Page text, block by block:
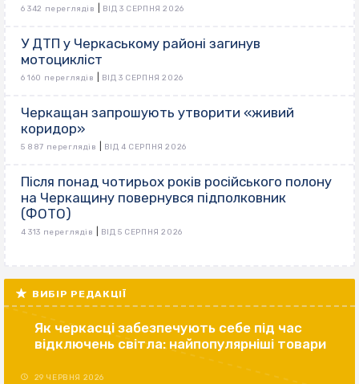
6 342 переглядів ВІД 3 СЕРПНЯ 2026
У ДТП у Черкаському районі загинув
мотоцикліст
6 160 переглядів ВІД 3 СЕРПНЯ 2026
Черкащан запрошують утворити «живий
коридор»
5 887 переглядів ВІД 4 СЕРПНЯ 2026
Після понад чотирьох років російського полону
на Черкащину повернувся підполковник
(ФОТО)
4 313 переглядів ВІД 5 СЕРПНЯ 2026
ВИБІР РЕДАКЦІЇ
Як черкасці забезпечують себе під час
відключень світла: найпопулярніші товари
29 ЧЕРВНЯ 2026